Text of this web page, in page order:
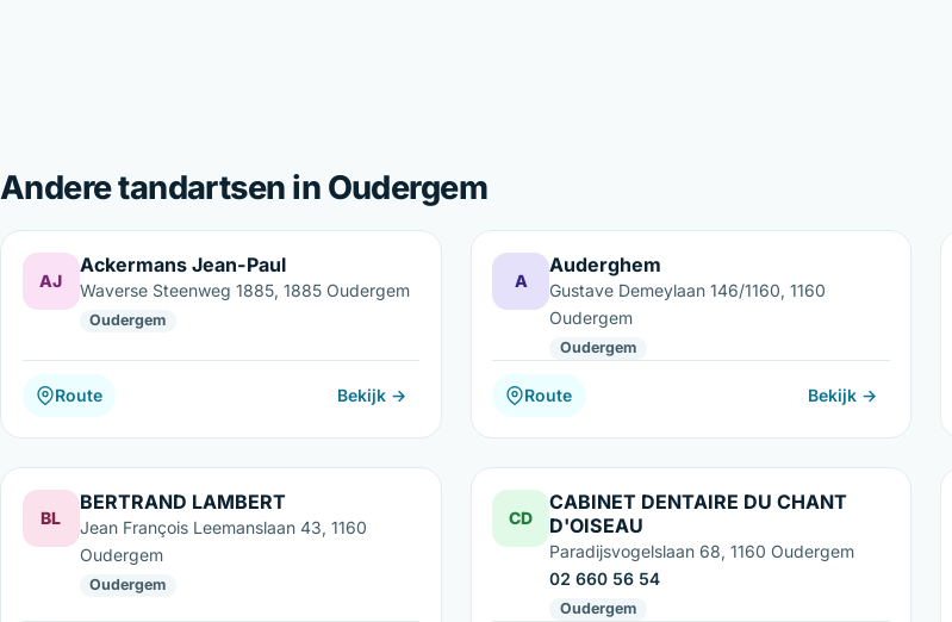
Andere tandartsen in Oudergem
AJ
Ackermans Jean-Paul
Waverse Steenweg 1885, 1885 Oudergem
Oudergem
Route Bekijk →
A
Auderghem
Gustave Demeylaan 146/1160, 1160
Oudergem
Oudergem
Route Bekijk →
BL
BERTRAND LAMBERT
Jean François Leemanslaan 43, 1160
Oudergem
Oudergem
CD
CABINET DENTAIRE DU CHANT
D'OISEAU
Paradijsvogelslaan 68, 1160 Oudergem
02 660 56 54
Oudergem